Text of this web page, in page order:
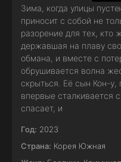
Зима, когда улицы
приносит с собой не
разорение для тех,
державшая на плаву
обмана, и вместе с
обрушивается волна
скрыться. Её сын Кон-
впервые сталкивается
спасает, и
Год: 2023
Страна: Корея Южная